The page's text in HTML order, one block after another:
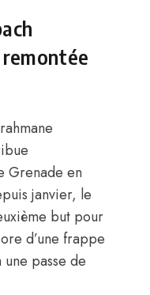
Grenade en
janvier, le
but pour
d’une frappe
passe de